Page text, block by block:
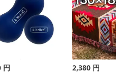
円
2,380 円